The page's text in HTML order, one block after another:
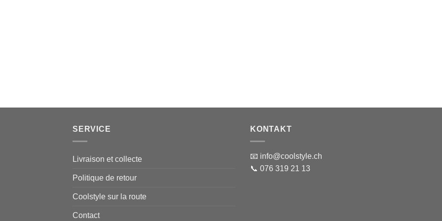
SERVICE
Livraison et collecte
Politique de retour
Coolstyle sur la route
Contact
KONTAKT
📧 info@coolstyle.ch
📞 076 319 21 13